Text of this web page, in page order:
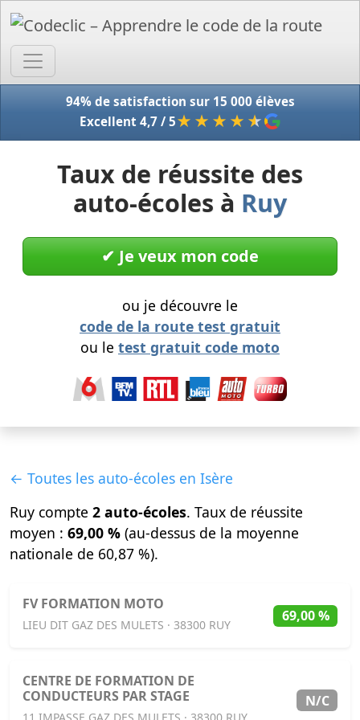
94% de satisfaction sur 15 000 élèves
Excellent 4,7 / 5★★★★ ★
Taux de réussite des
auto-écoles à Ruy
✔︎ Je veux mon code
ou je découvre le
code de la route test gratuit
ou le test gratuit code moto
← Toutes les auto-écoles en Isère
Ruy compte 2 auto-écoles. Taux de réussite
moyen : 69,00 % (au-dessus de la moyenne
nationale de 60,87 %).
FV FORMATION MOTO
LIEU DIT GAZ DES MULETS · 38300 RUY
69,00 %
CENTRE DE FORMATION DE
CONDUCTEURS PAR STAGE
N/C